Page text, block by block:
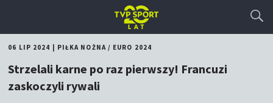
06 LIP 2024 PIŁKA NOŻNA/ EURO 2024
Strzelali karne po raz pierwszy! Francuzi
zaskoczyli rywali